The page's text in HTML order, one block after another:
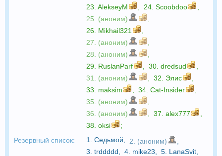
23. AlekseyM 24. Scoobdoo
25. (аноним)
26. Mikhail321
27. (аноним)
28. (аноним)
29. RuslanParf 30. dredsud
31. (аноним)
32. Элис
33. maksim 34. Cat-Insider
35. (аноним)
36. (аноним)
37. alex777
38. oksi
;
Резервный список:
1. Седьмой 2. (аноним)
3. trddddd 4. mike23 5. LanaSvit